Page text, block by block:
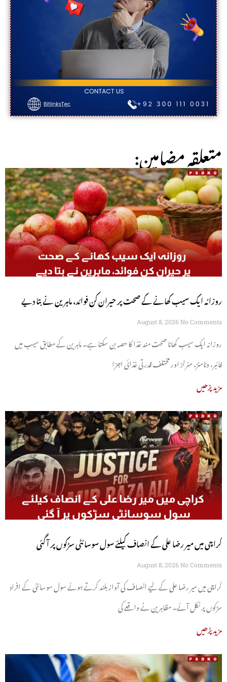
:متعلقہ مضامین
روزانہ ایک سیب کھانے کے صحت پر حیران کن فوائد، ماہرین نے بتا دیے
August 8, 2026 No Comments
روزانہ ایک سیب کھانا صحت مند غذا کا حصہ بن سکتا ہے۔ ماہرین کے مطابق سیب میں
فائبر، وٹامنز، منرلز اور مختلف قدرتی غذائی اجزا
مزید پڑھیں
کراچی میں میر رضا علی کے انصاف کیلئے سول سوسائٹی سڑکوں پر آ گئی
August 8, 2026 No Comments
کراچی میں میر رضا علی کے لیے انصاف کی آواز بلند کرتے ہوئے سول سوسائٹی کے افراد
سڑکوں پر نکل آئے۔ مظاہرین نے واقعے کی
مزید پڑھیں